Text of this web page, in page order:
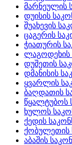
მარნეულის
დუისის
შუახევის
ცაგერის
ჭიათურის
ლაგოდეხის
დუშეთის
დმანისის
ყვარლის
ბაღდათის
წყალტუბოს
ხულოს
ქედის
ქობულეთის
აბაშის